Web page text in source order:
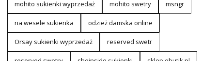
mohito sukienki wyprzedaż mohito swetry msngr
na wesele sukienka odzież damska online
Orsay sukienki wyprzedaż reserved swetr